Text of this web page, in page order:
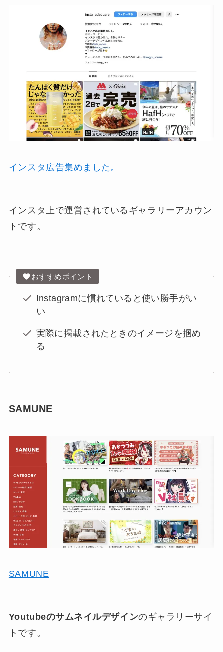
インスタ広告集めました。
インスタ上で運営されているギャラリーアカウン
トです。
おすすめポイント
Instagramに慣れていると使い勝手がい
い
実際に掲載されたときのイメージを掴め
る
SAMUNE
SAMUNE
Youtubeのサムネイルデザインのギャラリーサイ
トです。